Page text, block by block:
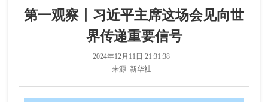
第一观察丨习近平主席这场会见向世
界传递重要信号
2024年12月11日 21:31:38
来源: 新华社